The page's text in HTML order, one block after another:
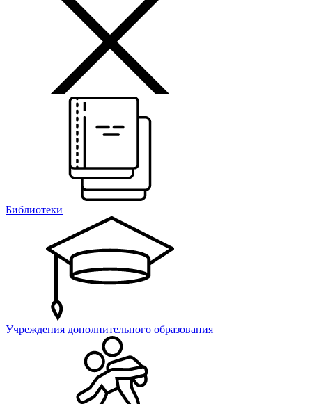
Библиотеки
Учреждения дополнительного образования